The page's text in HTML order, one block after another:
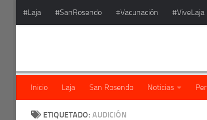
Saltar al contenido
#Laja #SanRosendo #Vacunación #ViveLaja
Inicio Laja San Rosendo Noticias
ETIQUETADO: AUDICIÓN